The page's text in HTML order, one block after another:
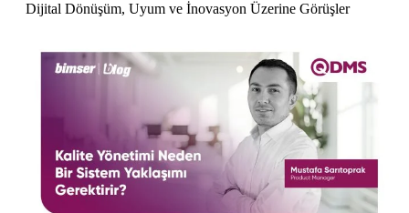
Dijital Dönüşüm, Uyum ve İnovasyon Üzerine Görüşler